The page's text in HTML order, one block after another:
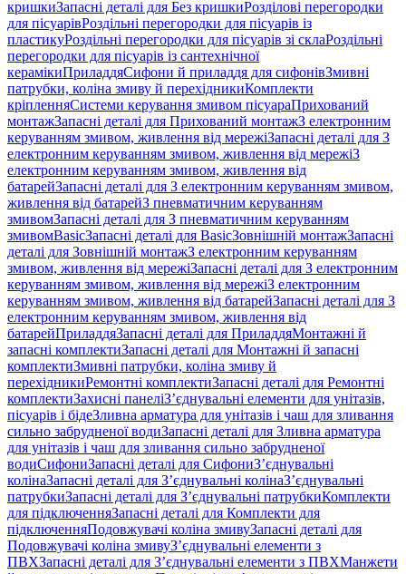
кришкиЗапасні деталі для Без кришкиРозділові перегородки
для пісуарівРоздільні перегородки для пісуарів із
пластикуРоздільні перегородки для пісуарів зі склаРоздільні
перегородки для пісуарів із сантехнічної
керамікиПриладдяСифони й приладдя для сифонівЗмивні
патрубки, коліна змиву й перехідникиКомплекти
кріпленняСистеми керування змивом пісуараПрихований
монтажЗапасні деталі для Прихований монтажЗ електронним
керуванням змивом, живлення від мережіЗапасні деталі для З
електронним керуванням змивом, живлення від мережіЗ
електронним керуванням змивом, живлення від
батарейЗапасні деталі для З електронним керуванням змивом,
живлення від батарейЗ пневматичним керуванням
змивомЗапасні деталі для З пневматичним керуванням
змивомBasicЗапасні деталі для BasicЗовнішній монтажЗапасні
деталі для Зовнішній монтажЗ електронним керуванням
змивом, живлення від мережіЗапасні деталі для З електронним
керуванням змивом, живлення від мережіЗ електронним
керуванням змивом, живлення від батарейЗапасні деталі для З
електронним керуванням змивом, живлення від
батарейПриладдяЗапасні деталі для ПриладдяМонтажні й
запасні комплектиЗапасні деталі для Монтажні й запасні
комплектиЗмивні патрубки, коліна змиву й
перехідникиРемонтні комплектиЗапасні деталі для Ремонтні
комплектиЗахисні панеліЗ’єднувальні елементи для унітазів,
пісуарів і бідеЗливна арматура для унітазів і чаш для зливання
сильно забрудненої водиЗапасні деталі для Зливна арматура
для унітазів і чаш для зливання сильно забрудненої
водиСифониЗапасні деталі для СифониЗ’єднувальні
колінаЗапасні деталі для З’єднувальні колінаЗ’єднувальні
патрубкиЗапасні деталі для З’єднувальні патрубкиКомплекти
для підключенняЗапасні деталі для Комплекти для
підключенняПодовжувачі коліна змивуЗапасні деталі для
Подовжувачі коліна змивуЗ’єднувальні елементи з
ПВХЗапасні деталі для З’єднувальні елементи з ПВХМанжети